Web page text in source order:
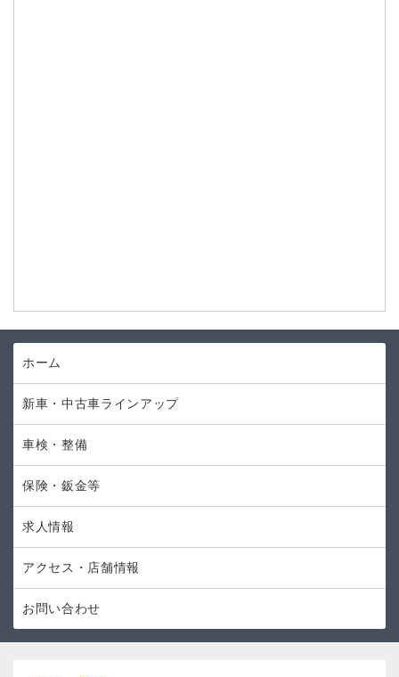
ホーム
新車・中古車ラインアップ
車検・整備
保険・鈑金等
求人情報
アクセス・店舗情報
お問い合わせ